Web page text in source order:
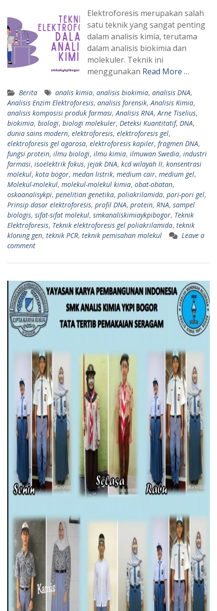
Elektroforesis merupakan salah
satu teknik yang sangat penting
dalam analisis kimia, terutama
dalam analisis biokimia dan
molekuler. Teknik ini
menggunakan Read More …
Berita analis kimia, analisis biokimia, analisis DNA,
Analisis Enzim Elektroforesis, analisis forensik, Analisis Kimia,
analisis komposisi produk farmasi, Analisis RNA, Arne Tiselius,
biokimia, biologi, biologi molekuler, Deteksi Kuantitatif, DNA,
dunia sains modern, elektroforesis, elektroforesis gel,
elektroforesis gel agarosa, elektroforesis kapiler, fragmen DNA,
fungsi protein, ilmu biologi, ilmu kimia, ilmuwan Swedia, industri
farmasi, isoelektrik fokus, jejak DNA, kcd wilayah II, konsentrasi
molekul, kota bogor, medan listrik, medium cair, medium gel,
Molekul-molekul, molekul-molekul kimia, obat-obatan,
oskaanalisykpi, penelitian genetika, poliakrilamida, pori-pori gel,
Prinsip dasar elektroforesis, profil DNA, protein, RNA, sampel
biologis, sifat-sifat molekul, smkanaliskimiaykpibogor, Teknik
Elektroforesis, Teknik elektroforesis gel poliakrilamida, teknik
kloning gen, teknik PCR, teknik pemisahan molekul
Leave a
comment